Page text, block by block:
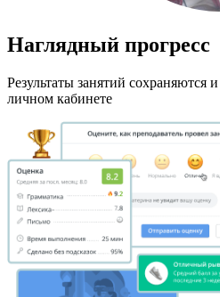
Наглядный прогресс
Результаты занятий сохраняются
личном кабинете